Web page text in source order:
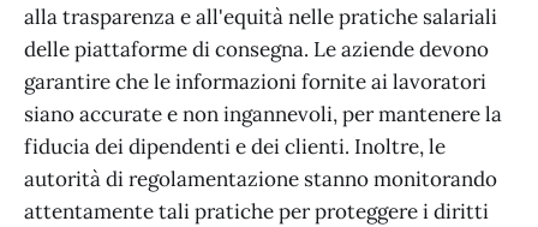
alla trasparenza e all'equità nelle pratiche salariali
delle piattaforme di consegna. Le aziende devono
garantire che le informazioni fornite ai lavoratori
siano accurate e non ingannevoli, per mantenere la
fiducia dei dipendenti e dei clienti. Inoltre, le
autorità di regolamentazione stanno monitorando
attentamente tali pratiche per proteggere i diritti